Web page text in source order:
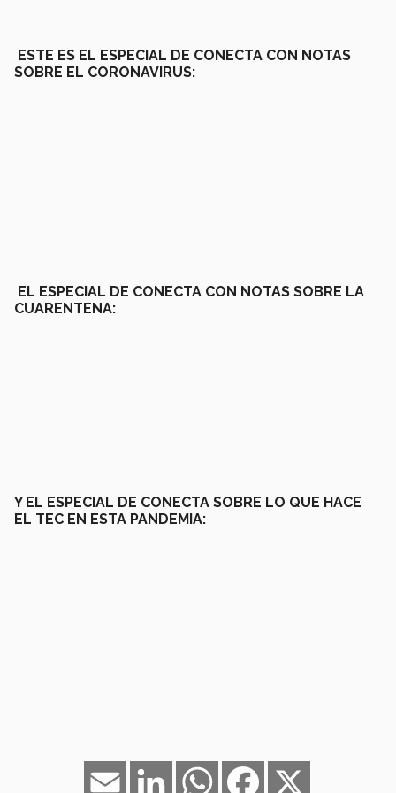
ESTE ES EL ESPECIAL DE CONECTA CON NOTAS
SOBRE EL CORONAVIRUS:
EL ESPECIAL DE CONECTA CON NOTAS SOBRE LA
CUARENTENA:
Y EL ESPECIAL DE CONECTA SOBRE LO QUE HACE
EL TEC EN ESTA PANDEMIA:
Facebook
WhatsApp
LinkedIn
Email